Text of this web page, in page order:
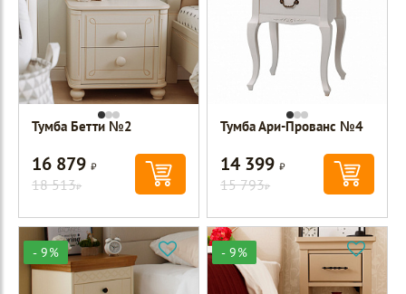
Тумба Бетти №2
16 879Р
18 513Р
Тумба Ари-Прованс №4
14 399Р
15 793Р
- 9% - 9%